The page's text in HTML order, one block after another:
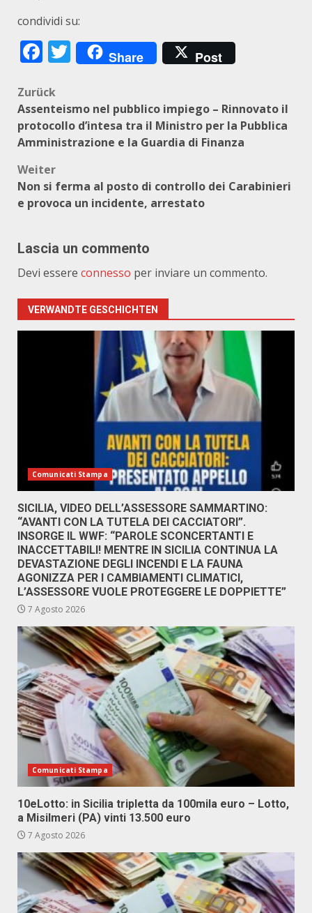
condividi su:
Facebook
Twitter
Share Post
Beitragsnavigation
Zurück
Assenteismo nel pubblico impiego – Rinnovato il
protocollo d’intesa tra il Ministro per la Pubblica
Amministrazione e la Guardia di Finanza
Weiter
Non si ferma al posto di controllo dei Carabinieri
e provoca un incidente, arrestato
Lascia un commento
Devi essere connesso per inviare un commento.
VERWANDTE GESCHICHTEN
Comunicati Stampa
SICILIA, VIDEO DELL’ASSESSORE SAMMARTINO:
“AVANTI CON LA TUTELA DEI CACCIATORI”.
INSORGE IL WWF: “PAROLE SCONCERTANTI E
INACCETTABILI! MENTRE IN SICILIA CONTINUA LA
DEVASTAZIONE DEGLI INCENDI E LA FAUNA
AGONIZZA PER I CAMBIAMENTI CLIMATICI,
L’ASSESSORE VUOLE PROTEGGERE LE DOPPIETTE”
7 Agosto 2026
Comunicati Stampa
10eLotto: in Sicilia tripletta da 100mila euro – Lotto,
a Misilmeri (PA) vinti 13.500 euro
7 Agosto 2026